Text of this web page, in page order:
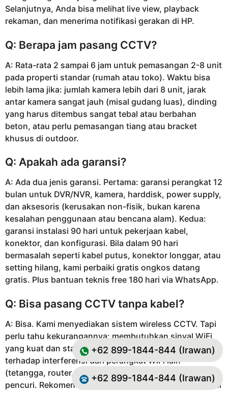
Selanjutnya, Anda bisa melihat live view, playback
rekaman, dan menerima notifikasi gerakan di HP.
Q: Berapa jam pasang CCTV?
A: Rata-rata 2 sampai 6 jam untuk pemasangan 2-8 unit
pada properti standar (rumah atau toko). Waktu bisa
lebih lama jika: jumlah kamera lebih dari 8 unit, jarak
antar kamera sangat jauh (misal gudang luas), dinding
yang harus ditembus sangat tebal atau berbahan
beton, atau perlu pemasangan tiang atau bracket
khusus di outdoor.
Q: Apakah ada garansi?
A: Ada dua jenis garansi. Pertama: garansi perangkat 12
bulan untuk DVR/NVR, kamera, harddisk, power supply,
dan aksesoris (kerusakan non-fisik, bukan karena
kesalahan penggunaan atau bencana alam). Kedua:
garansi instalasi 90 hari untuk pekerjaan kabel,
konektor, dan konfigurasi. Bila dalam 90 hari
bermasalah seperti kabel putus, konektor longgar, atau
setting hilang, kami perbaiki gratis ongkos datang
gratis. Plus bantuan teknis free 180 hari via WhatsApp.
Q: Bisa pasang CCTV tanpa kabel?
A: Bisa. Kami menyediakan sistem wireless CCTV. Tapi
perlu tahu kekurangannya: membutuhkan sinyal WiFi
yang kuat dan stabil di semua titik kamera, rentan
terhadap interferensi dari perangkat WiFi lain
(tetangga, router, microwave), potensi dijamming
pencuri. Rekomendasi kami: Untuk keamanan maksimal
+62 899-1844-844 (Irawan)
+62 899-1844-844 (Irawan)